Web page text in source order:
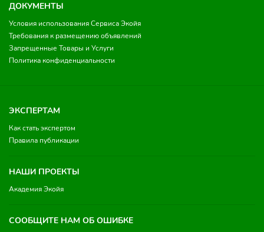
ДОКУМЕНТЫ
Условия использования Сервиса Экойя
Требования к размещению объявлений
Запрещенные Товары и Услуги
Политика конфиденциальности
ЭКСПЕРТАМ
Как стать экспертом
Правила публикации
НАШИ ПРОЕКТЫ
Академия Экойя
СООБЩИТЕ НАМ ОБ ОШИБКЕ